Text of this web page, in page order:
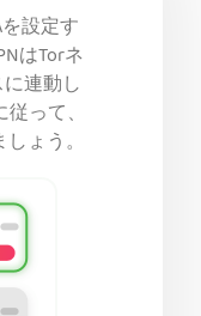
設定す
はTorネ
連動し
って、
ょう。